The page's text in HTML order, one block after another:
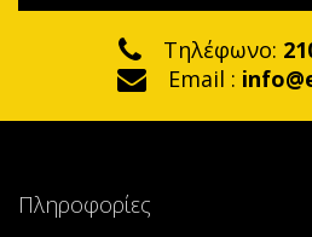
Τηλέφωνο:
Email :
Πληροφορίες